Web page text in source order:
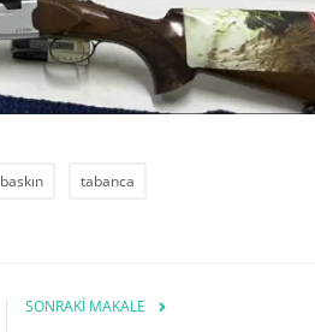
baskın tabanca
SONRAKI MAKALE